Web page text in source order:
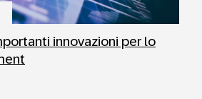
innovazioni per lo